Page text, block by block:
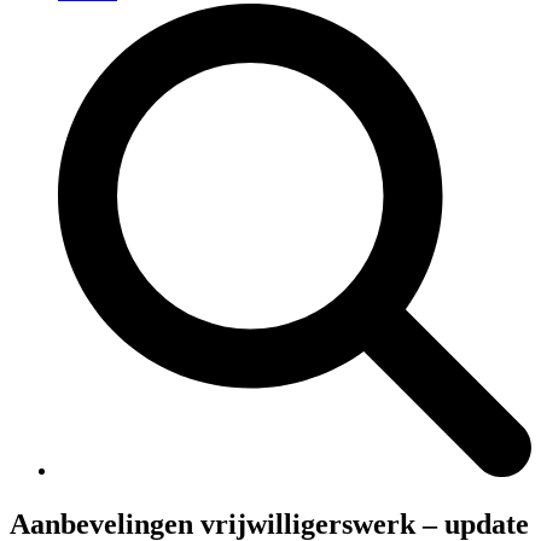
Aanbevelingen vrijwilligerswerk – update